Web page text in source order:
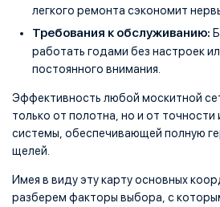
легкого ремонта сэкономит
Требования к обслуживанию:
работать годами без настроек
постоянного внимания.
Эффективность любой москитной
только от полотна, но и от точности
системы, обеспечивающей полную
щелей.
Имея в виду эту карту основных
разберем факторы выбора, с